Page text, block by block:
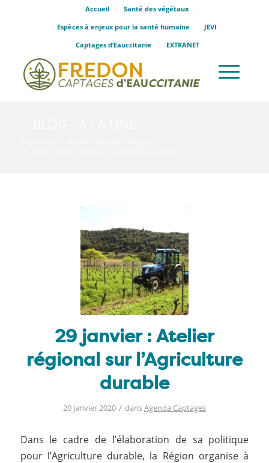
Accueil
Santé des végétaux
Espèces à enjeux pour la santé humaine
JEVI
Captages d’Eauccitanie
EXTRANET
29 janvier : Atelier
régional sur l’Agriculture
durable
20 janvier 2020 / dansAgenda Captages
Dans le cadre de l’élaboration de sa politique
pour l’Agriculture durable, la Région organise à